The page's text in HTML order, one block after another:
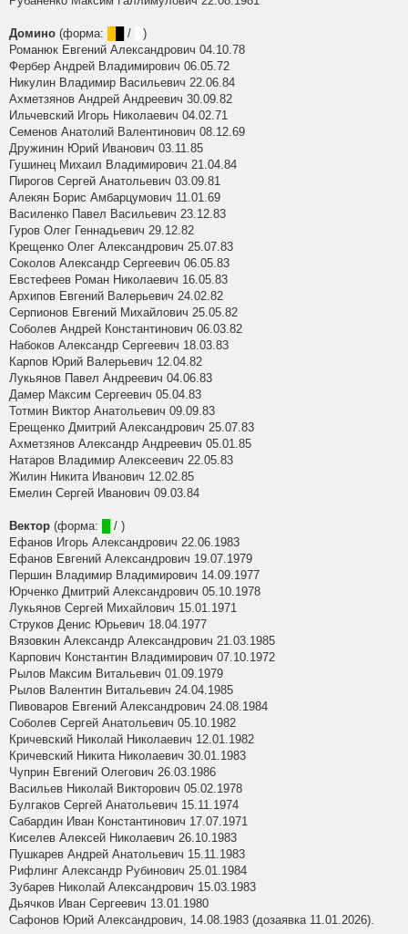
Домино (форма: /
)
Романюк Евгений Александрович 04.10.78
Фербер Андрей Владимирович 06.05.72
Никулин Владимир Васильевич 22.06.84
Ахметзянов Андрей Андреевич 30.09.82
Ильчевский Игорь Николаевич 04.02.71
Семенов Анатолий Валентинович 08.12.69
Дружинин Юрий Иванович 03.11.85
Гушинец Михаил Владимирович 21.04.84
Пирогов Сергей Анатольевич 03.09.81
Алекян Борис Амбарцумович 11.01.69
Василенко Павел Васильевич 23.12.83
Гуров Олег Геннадьевич 29.12.82
Крещенко Олег Александрович 25.07.83
Соколов Александр Сергеевич 06.05.83
Евстефеев Роман Николаевич 16.05.83
Архипов Евгений Валерьевич 24.02.82
Серпионов Евгений Михайлович 25.05.82
Соболев Андрей Константинович 06.03.82
Набоков Александр Сергеевич 18.03.83
Карпов Юрий Валерьевич 12.04.82
Лукьянов Павел Андреевич 04.06.83
Дамер Максим Сергеевич 05.04.83
Тотмин Виктор Анатольевич 09.09.83
Ерещенко Дмитрий Александрович 25.07.83
Ахметзянов Александр Андреевич 05.01.85
Натаров Владимир Алексеевич 22.05.83
Жилин Никита Иванович 12.02.85
Емелин Сергей Иванович 09.03.84
Вектор (форма:
/ )
Ефанов Игорь Александрович 22.06.1983
Ефанов Евгений Александрович 19.07.1979
Першин Владимир Владимирович 14.09.1977
Юрченко Дмитрий Александрович 05.10.1978
Лукьянов Сергей Михайлович 15.01.1971
Струков Денис Юрьевич 18.04.1977
Вязовкин Александр Александрович 21.03.1985
Карпович Константин Владимирович 07.10.1972
Рылов Максим Витальевич 01.09.1979
Рылов Валентин Витальевич 24.04.1985
Пивоваров Евгений Александрович 24.08.1984
Соболев Сергей Анатольевич 05.10.1982
Кричевский Николай Николаевич 12.01.1982
Кричевский Никита Николаевич 30.01.1983
Чуприн Евгений Олегович 26.03.1986
Васильев Николай Викторович 05.02.1978
Булгаков Сергей Анатольевич 15.11.1974
Сабардин Иван Константинович 17.07.1971
Киселев Алексей Николаевич 26.10.1983
Пушкарев Андрей Анатольевич 15.11.1983
Рифлинг Александр Рубинович 25.01.1984
Зубарев Николай Александрович 15.03.1983
Дьячков Иван Сергеевич 13.01.1980
Сафонов Юрий Александрович, 14.08.1983 (дозаявка 11.01.2026).